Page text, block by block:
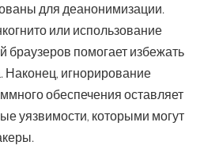
для деанонимизации.
или использование
браузеров помогает избежать
Наконец, игнорирование
обеспечения оставляет
уязвимости, которыми могут